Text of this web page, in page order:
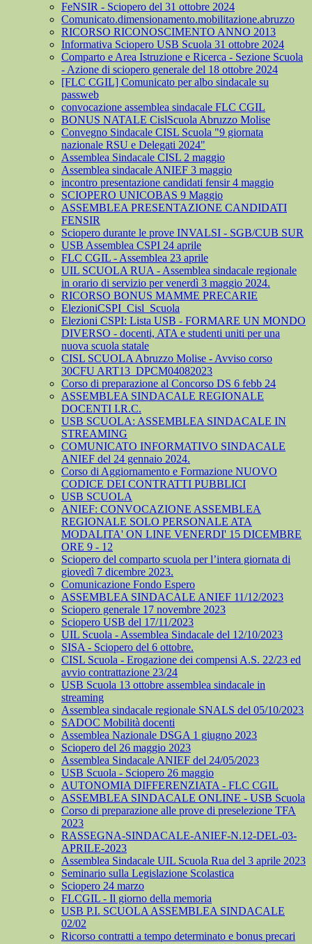
FeNSIR - Sciopero del 31 ottobre 2024
Comunicato.dimensionamento.mobilitazione.abruzzo
RICORSO RICONOSCIMENTO ANNO 2013
Informativa Sciopero USB Scuola 31 ottobre 2024
Comparto e Area Istruzione e Ricerca - Sezione Scuola
- Azione di sciopero generale del 18 ottobre 2024
[FLC CGIL] Comunicato per albo sindacale su
passweb
convocazione assemblea sindacale FLC CGIL
BONUS NATALE CislScuola Abruzzo Molise
Convegno Sindacale CISL Scuola "9 giornata
nazionale RSU e Delegati 2024"
Assemblea Sindacale CISL 2 maggio
Assemblea sindacale ANIEF 3 maggio
incontro presentazione candidati fensir 4 maggio
SCIOPERO UNICOBAS 9 Maggio
ASSEMBLEA PRESENTAZIONE CANDIDATI
FENSIR
Sciopero durante le prove INVALSI - SGB/CUB SUR
USB Assemblea CSPI 24 aprile
FLC CGIL - Assemblea 23 aprile
UIL SCUOLA RUA - Assemblea sindacale regionale
in orario di servizio per venerdì 3 maggio 2024.
RICORSO BONUS MAMME PRECARIE
ElezioniCSPI_Cisl_Scuola
Elezioni CSPI: Lista USB - FORMARE UN MONDO
DIVERSO - docenti, ATA e studenti uniti per una
nuova scuola statale
CISL SCUOLA Abruzzo Molise - Avviso corso
30CFU ART13_DPCM04082023
Corso di preparazione al Concorso DS 6 febb 24
ASSEMBLEA SINDACALE REGIONALE
DOCENTI I.R.C.
USB SCUOLA: ASSEMBLEA SINDACALE IN
STREAMING
COMUNICATO INFORMATIVO SINDACALE
ANIEF del 24 gennaio 2024.
Corso di Aggiornamento e Formazione NUOVO
CODICE DEI CONTRATTI PUBBLICI
USB SCUOLA
ANIEF: CONVOCAZIONE ASSEMBLEA
REGIONALE SOLO PERSONALE ATA
MODALITA' ON LINE VENERDI' 15 DICEMBRE
ORE 9 - 12
Sciopero del comparto scuola per l’intera giornata di
giovedì 7 dicembre 2023.
Comunicazione Fondo Espero
ASSEMBLEA SINDACALE ANIEF 11/12/2023
Sciopero generale 17 novembre 2023
Sciopero USB del 17/11/2023
UIL Scuola - Assemblea Sindacale del 12/10/2023
SISA - Sciopero del 6 ottobre.
CISL Scuola - Erogazione dei compensi A.S. 22/23 ed
avvio contrattazione 23/24
USB Scuola 13 ottobre assemblea sindacale in
streaming
Assemblea sindacale regionale SNALS del 05/10/2023
SADOC Mobilità docenti
Assemblea Nazionale DSGA 1 giugno 2023
Sciopero del 26 maggio 2023
Assemblea Sindacale ANIEF del 24/05/2023
USB Scuola - Sciopero 26 maggio
AUTONOMIA DIFFERENZIATA - FLC CGIL
ASSEMBLEA SINDACALE ONLINE - USB Scuola
Corso di preparazione alle prove di preselezione TFA
2023
RASSEGNA-SINDACALE-ANIEF-N.12-DEL-03-
APRILE-2023
Assemblea Sindacale UIL Scuola Rua del 3 aprile 2023
Seminario sulla Legislazione Scolastica
Sciopero 24 marzo
FLCGIL - Il giorno della memoria
USB P.I. SCUOLA ASSEMBLEA SINDACALE
02/02
Ricorso contratti a tempo determinato e bonus precari